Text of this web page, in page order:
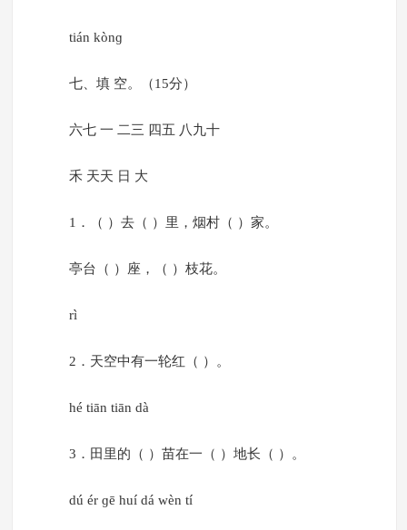
tián kònɡ
七、填 空。（15分）
六七 一 二三 四五 八九十
禾 天天 日 大
1．（ ）去（ ）里，烟村（ ）家。
亭台（ ）座，（ ）枝花。
rì
2．天空中有一轮红（ ）。
hé tiān tiān dà
3．田里的（ ）苗在一（ ）地长（ ）。
dú ér ɡē huí dá wèn tí